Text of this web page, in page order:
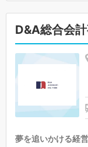
D&A総合会
夢を追いかける経